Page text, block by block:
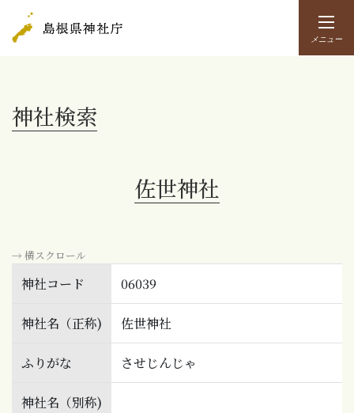
メニュー
神社検索
佐世神社
→ 横スクロール
神社コード 06039
神社名（正称) 佐世神社
ふりがな させじんじゃ
神社名（別称)